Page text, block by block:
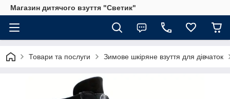
Магазин дитячого взуття "Светик"
Товари та послуги Зимове шкіряне взуття для дівчаток